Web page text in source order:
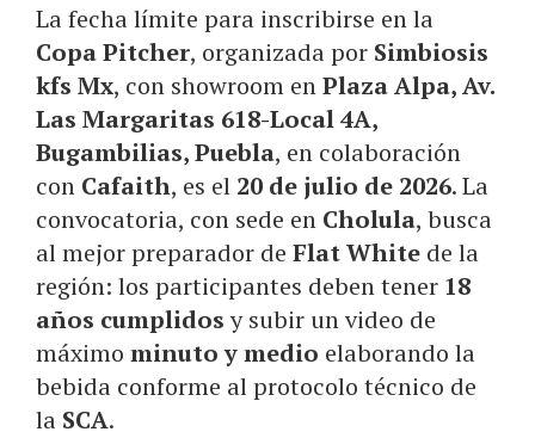
La fecha límite para inscribirse en la
Copa Pitcher, organizada por Simbiosis
kfs Mx, con showroom enPlaza Alpa, Av.
Las Margaritas 618-Local 4A,
Bugambilias, Puebla, en colaboración
con Cafaith, es el 20 de julio de 2026. La
convocatoria, con sede en Cholula, busca
al mejor preparador de Flat White de la
región: los participantes deben tener 18
años cumplidosy subir un video de
máximo minuto y medio elaborando la
bebida conforme al protocolo técnico de
la SCA.